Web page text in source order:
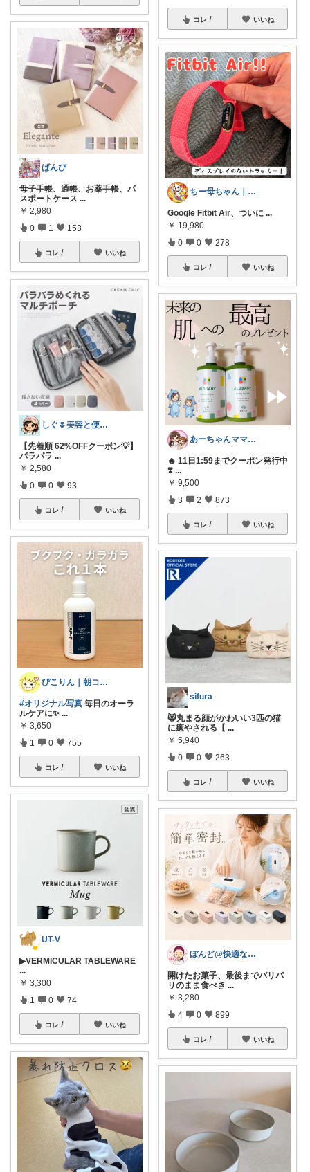
ばんび
母子手帳、通帳、お薬手帳、パ
スポートケース ...
￥ 2,980
0 1 153
コレ いいね
しぐ🌷美容と便利な小物🍀
【先着順 62%OFFクーポン💡】
パラパラ ...
￥ 2,580
0 0 93
コレ いいね
ぴこりん｜朝コレ｜良いものを長く🌿
#オリジナル写真 毎日のオーラ
ルケアに✨ ...
￥ 3,650
1 0 755
コレ いいね
UT-V
▶VERMICULAR TABLEWARE
...
￥ 3,300
1 0 74
コレ いいね
コレ いいね
ちー母ちゃん｜食べて泳いで記録中
Google Fitbit Air、ついに ...
￥ 19,980
0 0 278
コレ いいね
あーちゃんママ🐣朝コレ5時✨2y娘
🔥 11日1:59までクーポン発行中
❣️ ...
￥ 9,500
3 2 873
コレ いいね
sifura
😸丸まる顔がかわいい3匹の猫
に癒やされる【 ...
￥ 5,940
0 0 263
コレ いいね
ぼんど@快適な暮らし
開けたお菓子、最後までパリパ
リのまま食べき ...
￥ 3,280
4 0 899
コレ いいね